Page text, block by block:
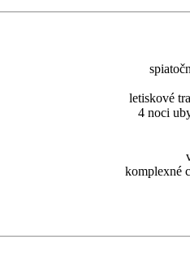
letiskové
4 noci
komplexné